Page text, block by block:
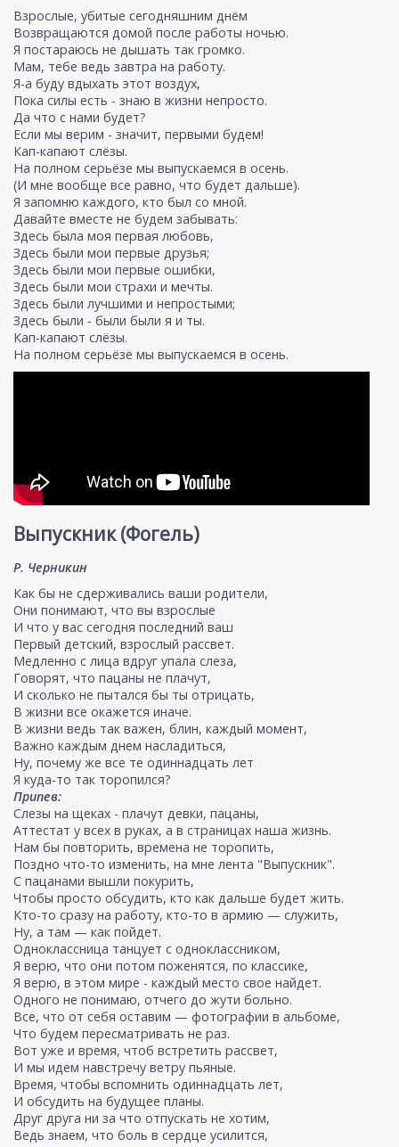
Взрослые, убитые сегодняшним днём
Возвращаются домой после работы ночью.
Я постараюсь не дышать так громко.
Мам, тебе ведь завтра на работу.
Я-а буду вдыхать этот воздух,
Пока силы есть - знаю в жизни непросто.
Да что с нами будет?
Если мы верим - значит, первыми будем!
Кап-капают слёзы.
На полном серьёзе мы выпускаемся в осень.
(И мне вообще все равно, что будет дальше).
Я запомню каждого, кто был со мной.
Давайте вместе не будем забывать:
Здесь была моя первая любовь,
Здесь были мои первые друзья;
Здесь были мои первые ошибки,
Здесь были мои страхи и мечты.
Здесь были лучшими и непростыми;
Здесь были - были были я и ты.
Кап-капают слёзы.
На полном серьёзе мы выпускаемся в осень.
Выпускник (Фогель)
Р. Черникин
Как бы не сдерживались ваши родители,
Они понимают, что вы взрослые
И что у вас сегодня последний ваш
Первый детский, взрослый рассвет.
Медленно с лица вдруг упала слеза,
Говорят, что пацаны не плачут,
И сколько не пытался бы ты отрицать,
В жизни все окажется иначе.
В жизни ведь так важен, блин, каждый момент,
Важно каждым днем насладиться,
Ну, почему же все те одиннадцать лет
Я куда-то так торопился?
Припев:
Слезы на щеках - плачут девки, пацаны,
Аттестат у всех в руках, а в страницах наша жизнь.
Нам бы повторить, времена не торопить,
Поздно что-то изменить, на мне лента "Выпускник".
С пацанами вышли покурить,
Чтобы просто обсудить, кто как дальше будет жить.
Кто-то сразу на работу, кто-то в армию — служить,
Ну, а там — как пойдет.
Одноклассница танцует с одноклассником,
Я верю, что они потом поженятся, по классике,
Я верю, в этом мире - каждый место свое найдет.
Одного не понимаю, отчего до жути больно.
Все, что от себя оставим — фотографии в альбоме,
Что будем пересматривать не раз.
Вот уже и время, чтоб встретить рассвет,
И мы идем навстречу ветру пьяные.
Время, чтобы вспомнить одиннадцать лет,
И обсудить на будущее планы.
Друг друга ни за что отпускать не хотим,
Ведь знаем, что боль в сердце усилится,